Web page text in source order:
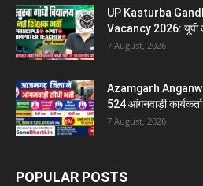
UP Kasturba
Vacancy 2026: यूपी
7 August, 2026
Azamgarh
524 आंगनवाड़ी
7 August, 2026
POPULAR POSTS